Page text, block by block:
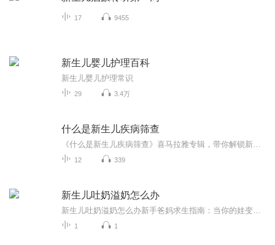
17 9455
新生儿婴儿护理百科
新生儿婴儿护理常识
29 3.4万
什么是新生儿疾病筛查
12 339
新生儿吐奶溢奶怎么办
1 1